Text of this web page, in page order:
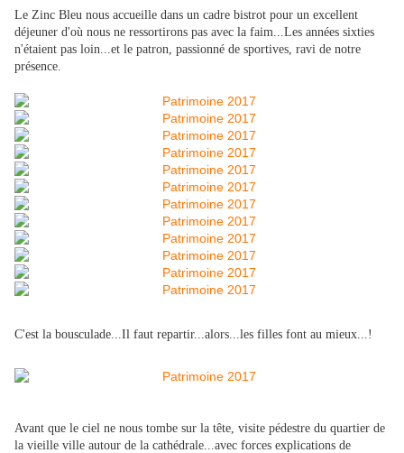
Le Zinc Bleu nous accueille dans un cadre bistrot pour un excellent
déjeuner d'où nous ne ressortirons pas avec la faim...Les années sixties
n'étaient pas loin...et le patron, passionné de sportives, ravi de notre
présence.
C'est la bousculade...Il faut repartir...alors...les filles font au mieux...!
Avant que le ciel ne nous tombe sur la tête, visite pédestre du quartier de
la vieille ville autour de la cathédrale...avec forces explications de